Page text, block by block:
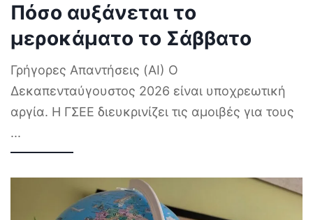
Πόσο αυξάνεται το
μεροκάματο το Σάββατο
Γρήγορες Απαντήσεις (AI) Ο
Δεκαπενταύγουστος 2026 είναι υποχρεωτική
αργία. Η ΓΣΕΕ διευκρινίζει τις αμοιβές για τους
...